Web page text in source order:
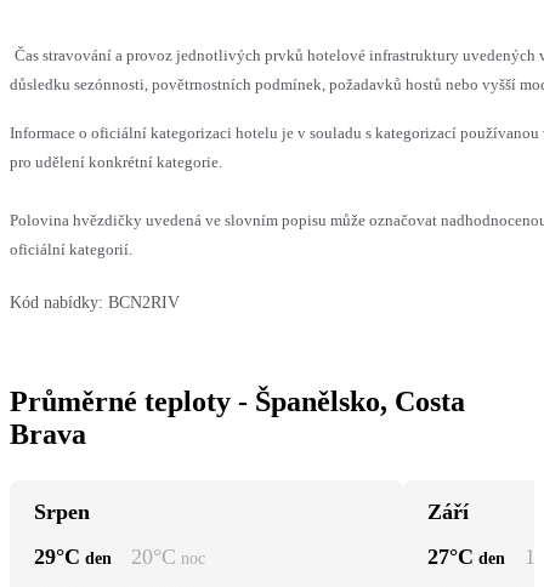
Čas stravování a provoz jednotlivých prvků hotelové infrastruktury uvedených
důsledku sezónnosti, povětrnostních podmínek, požadavků hostů nebo vyšší
Informace o oficiální kategorizaci hotelu je v souladu s kategorizací
pro udělení konkrétní kategorie.
Polovina hvězdičky uvedená ve slovním popisu může označovat
oficiální kategorií.
Kód nabídky: BCN2RIV
Průměrné teploty - Španělsko, Costa
Brava
Srpen
29°C den 20°C noc
Září
27°C den